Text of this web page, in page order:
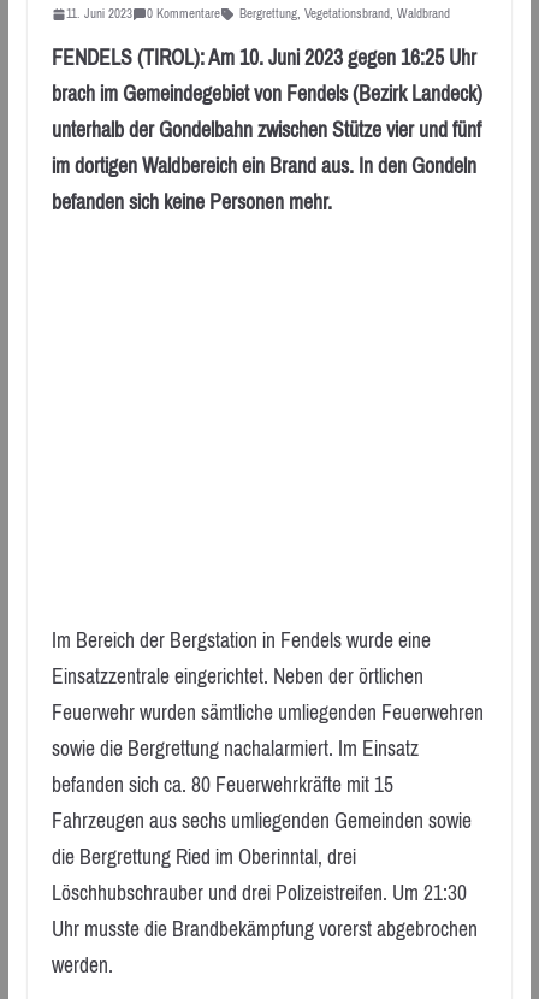
11. Juni 2023 0 Kommentare Bergrettung, Vegetationsbrand, Waldbrand
FENDELS (TIROL): Am 10. Juni 2023 gegen 16:25 Uhr
brach im Gemeindegebiet von Fendels (Bezirk Landeck)
unterhalb der Gondelbahn zwischen Stütze vier und fünf
im dortigen Waldbereich ein Brand aus. In den Gondeln
befanden sich keine Personen mehr.
Im Bereich der Bergstation in Fendels wurde eine
Einsatzzentrale eingerichtet. Neben der örtlichen
Feuerwehr wurden sämtliche umliegenden Feuerwehren
sowie die Bergrettung nachalarmiert. Im Einsatz
befanden sich ca. 80 Feuerwehrkräfte mit 15
Fahrzeugen aus sechs umliegenden Gemeinden sowie
die Bergrettung Ried im Oberinntal, drei
Löschhubschrauber und drei Polizeistreifen. Um 21:30
Uhr musste die Brandbekämpfung vorerst abgebrochen
werden.